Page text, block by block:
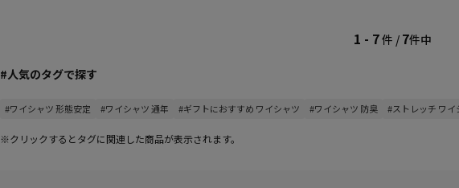
1 - 7件 / 7件中
#人気のタグで探す
#ワイシャツ 形態安定 #ワイシャツ 通年 #ギフトにおすすめ ワイシャツ #ワイシャツ 防臭 #ストレッチ ワイ
※クリックするとタグに関連した商品が表示されます。